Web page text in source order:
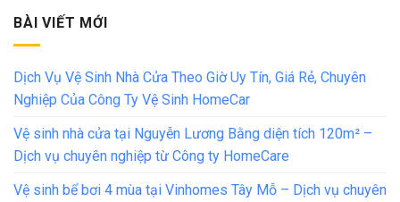
BÀI VIẾT MỚI
Dịch Vụ Vệ Sinh Nhà Cửa Theo Giờ Uy Tín, Giá Rẻ, Chuyên
Nghiệp Của Công Ty Vệ Sinh HomeCar
Vệ sinh nhà cửa tại Nguyễn Lương Bằng diện tích 120m² –
Dịch vụ chuyên nghiệp từ Công ty HomeCare
Vệ sinh bể bơi 4 mùa tại Vinhomes Tây Mỗ – Dịch vụ chuyên